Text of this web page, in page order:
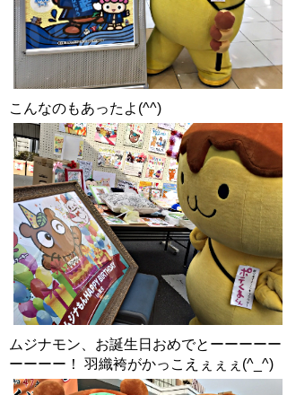
こんなのもあったよ(^^)
ムジナモン、お誕生日おめでとーーーーー
ーーーー！ 羽織袴がかっこえぇぇぇ(^_^)